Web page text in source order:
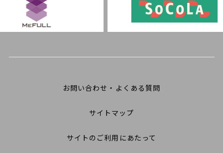
お問い合わせ・よくある質問
サイトマップ
サイトのご利用にあたって